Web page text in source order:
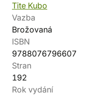
Tite Kubo
Vazba
Brožovaná
ISBN
9788076796607
Stran
192
Rok vydání